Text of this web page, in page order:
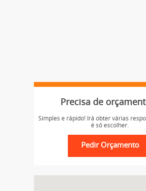
Precisa de
Simples e rápido! Irá obter várias
é só escolher.